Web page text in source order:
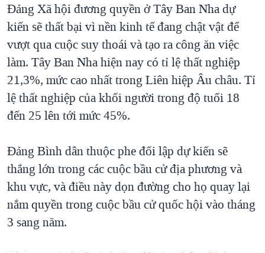
Đảng Xã hội đương quyền ở Tây Ban Nha dự
kiến sẽ thất bại vì nền kinh tế đang chật vật để
vượt qua cuộc suy thoái và tạo ra công ăn việc
làm. Tây Ban Nha hiện nay có tỉ lệ thất nghiệp
21,3%, mức cao nhất trong Liên hiệp Âu châu. Tỉ
lệ thất nghiệp của khối người trong độ tuổi 18
đến 25 lên tới mức 45%.
Đảng Bình dân thuộc phe đối lập dự kiến sẽ
thắng lớn trong các cuộc bầu cử địa phương và
khu vực, và điều này dọn đường cho họ quay lại
nắm quyền trong cuộc bầu cử quốc hội vào tháng
3 sang năm.